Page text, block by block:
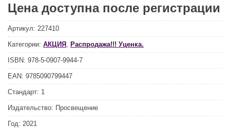
Цена доступна после регистрации
Артикул: 227410
Категории: АКЦИЯ Распродажа!!! Уценка.
ISBN: 978-5-0907-9944-7
EAN: 9785090799447
Стандарт: 1
Издательство: Просвещение
Год: 2021